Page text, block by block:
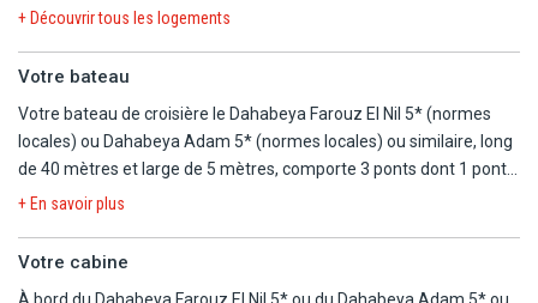
construit en 1911 par le baron belge Empain. Situé à Héliopolis, il
mystérieuses.
SUR LE NIL : Dahabeya Farouz El Nil 5* ou Dahabeya Adam 5*,
incarnation moderne et luxueuse du dahabeya traditionnel. Alliant
il offre une croisière intime et mémorable pour explorer la Haute-
Égypte autrement.
+ Découvrir tous les logements
Votre bateau
Votre bateau de croisière le Dahabeya Farouz El Nil 5* (normes
locales) ou Dahabeya Adam 5* (normes locales) ou similaire, long
de 40 mètres et large de 5 mètres, comporte 3 ponts dont 1 pont
solarium. Il possède également 6 cabines d'une superficie de 16
Il n'y a pas de possibilités de cabines communicantes.
+ En savoir plus
Votre cabine